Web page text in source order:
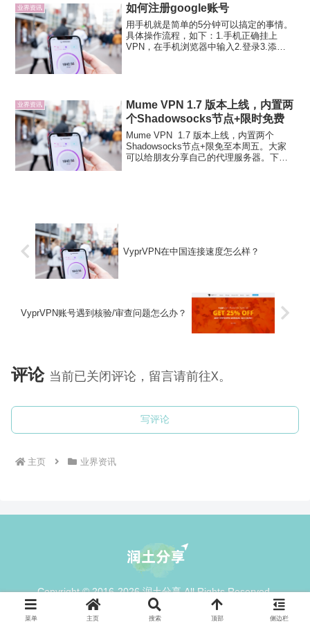
国一直欠缺一个“回答”。...
业界资讯 如何注册google账号
用手机就是简单的5分钟可以搞定的事情。
具体操作流程，如下：1.手机正确挂上
VPN，在手机浏览器中输入2.登录3.添加
业界资讯
Mume VPN 1.7 版本上线，内置两
个Shadowsocks节点+限时免费
Mume VPN 1.7 版本上线，内置两个
Shadowsocks节点+限免至本周五。大家
可以给朋友分享自己的代理服务器。下载
VyprVPN在中国连接速度怎么样？
VyprVPN账号遇到核验/审查问题怎么办？
评论 当前已关闭评论，留言请前往X。
写评论
主页 业界资讯
Copyright © 2016-2026 润土分享 All Rights Reserved.
菜单 主页 搜索 顶部 侧边栏